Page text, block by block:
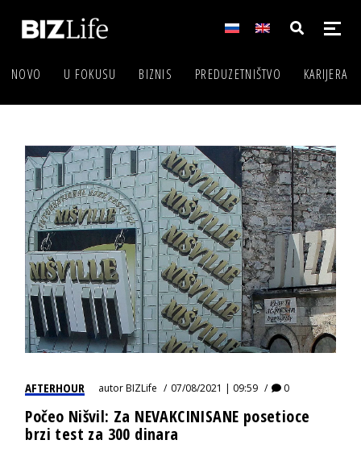
NOVO U FOKUSU BIZNIS PREDUZETNIŠTVO KARIJERA
AFTERHOUR autorBIZLife 07/08/2021 | 09:59 0
Počeo Nišvil: Za NEVAKCINISANE posetioce
brzi test za 300 dinara